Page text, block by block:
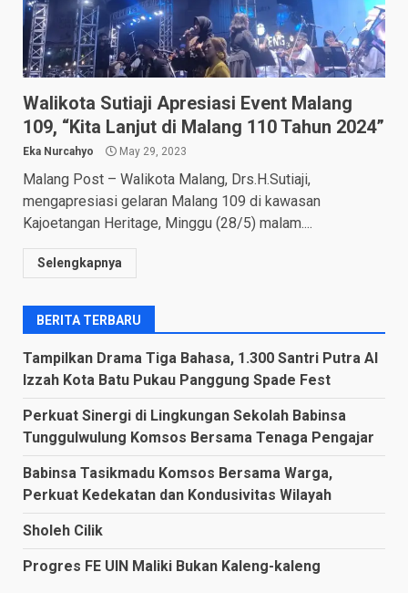
Walikota Sutiaji Apresiasi Event Malang
109, “Kita Lanjut di Malang 110 Tahun 2024”
Eka Nurcahyo May 29, 2023
Malang Post – Walikota Malang, Drs.H.Sutiaji,
mengapresiasi gelaran Malang 109 di kawasan
Kajoetangan Heritage, Minggu (28/5) malam....
Selengkapnya
BERITA TERBARU
Tampilkan Drama Tiga Bahasa, 1.300 Santri Putra Al
Izzah Kota Batu Pukau Panggung Spade Fest
Perkuat Sinergi di Lingkungan Sekolah Babinsa
Tunggulwulung Komsos Bersama Tenaga Pengajar
Babinsa Tasikmadu Komsos Bersama Warga,
Perkuat Kedekatan dan Kondusivitas Wilayah
Sholeh Cilik
Progres FE UIN Maliki Bukan Kaleng-kaleng